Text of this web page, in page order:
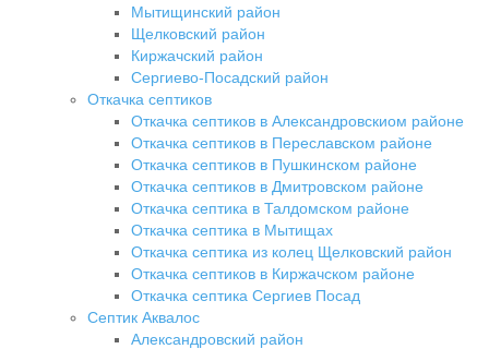
Мытищинский район
Щелковский район
Киржачский район
Сергиево-Посадский район
Откачка септиков
Откачка септиков в Александровскиом районе
Откачка септиков в Переславском районе
Откачка септиков в Пушкинском районе
Откачка септиков в Дмитровском районе
Откачка септика в Талдомском районе
Откачка септика в Мытищах
Откачка септика из колец Щелковский район
Откачка септиков в Киржачском районе
Откачка септика Сергиев Посад
Септик Аквалос
Александровский район